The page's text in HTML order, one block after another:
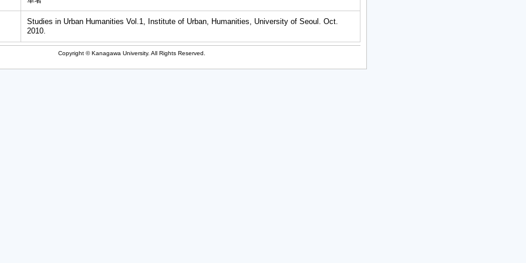
Studies in Urban Humanities Vol.1, Institute of Urban, Humanities, University of Seoul. Oct.
2010.
Copyright © Kanagawa University. All Rights Reserved.